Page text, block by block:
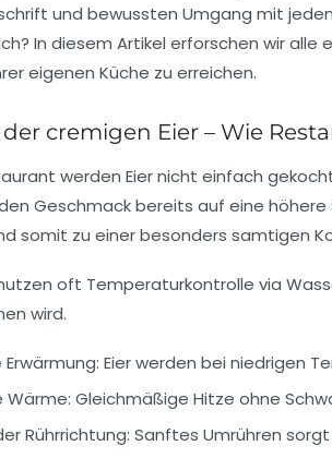
und bewussten Umgang mit
In diesem Artikel erforschen wir
eigenen Küche zu erreichen.
cremigen Eier – Wie
werden Eier nicht einfach
Geschmack bereits auf eine
somit zu einer besonders samtigen
oft Temperaturkontrolle via
wird.
Eier werden bei niedrigen
Wärme: Gleichmäßige Hitze ohne
Rührrichtung: Sanftes Umrühren